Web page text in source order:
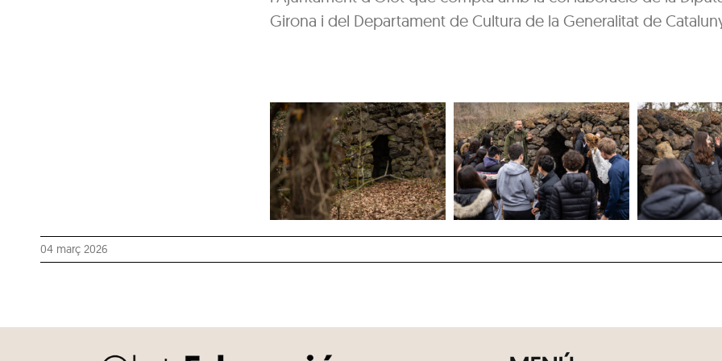
Girona i del Departament de Cultura de la Generalitat de
04 març 2026